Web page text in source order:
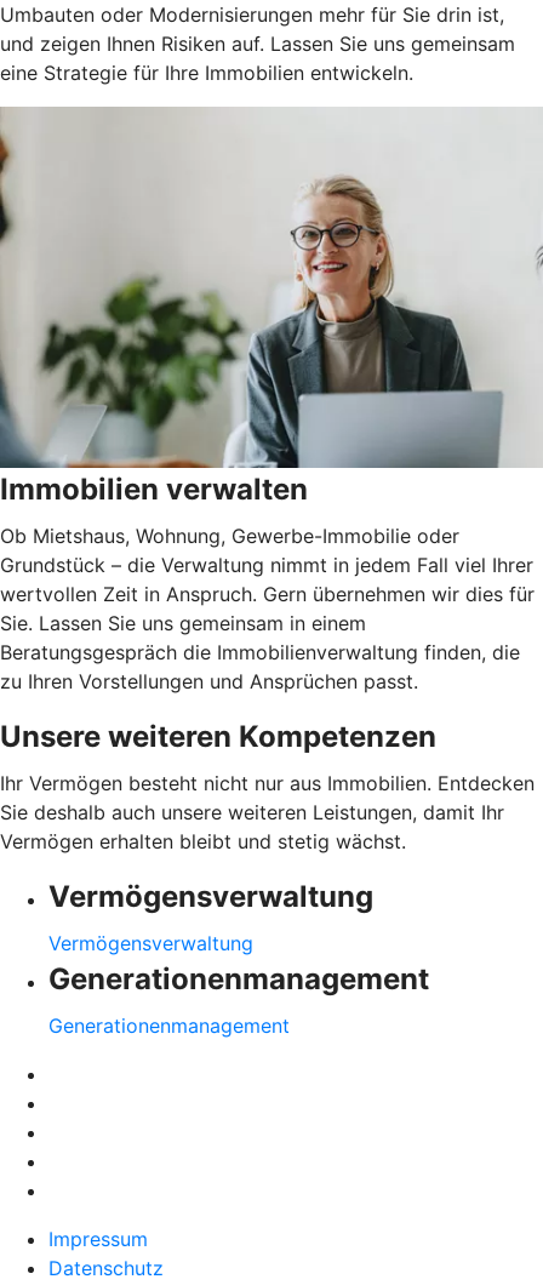
Umbauten oder Modernisierungen mehr für Sie drin ist,
und zeigen Ihnen Risiken auf. Lassen Sie uns gemeinsam
eine Strategie für Ihre Immobilien entwickeln.
Immobilien verwalten
Ob Mietshaus, Wohnung, Gewerbe-Immobilie oder
Grundstück – die Verwaltung nimmt in jedem Fall viel Ihrer
wertvollen Zeit in Anspruch. Gern übernehmen wir dies für
Sie. Lassen Sie uns gemeinsam in einem
Beratungsgespräch die Immobilienverwaltung finden, die
zu Ihren Vorstellungen und Ansprüchen passt.
Unsere weiteren Kompetenzen
Ihr Vermögen besteht nicht nur aus Immobilien. Entdecken
Sie deshalb auch unsere weiteren Leistungen, damit Ihr
Vermögen erhalten bleibt und stetig wächst.
Vermögensverwaltung
Vermögensverwaltung
Generationenmanagement
Generationenmanagement
Impressum
Datenschutz